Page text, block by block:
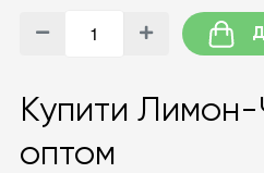
Купити
оптом